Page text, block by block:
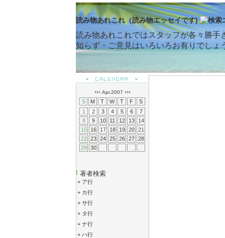
読み物あれこれ（読み物エッセイです)
読み物あれこれではスタッフが各々勝
知らず・ご意見はいろいろお有りでし
Apr.2007
S M T W T F
S
1
2 3 4 5 6
7
8
9 10 11 12 13
14
15
16 17 18 19 20
21
22
23 24 25 26 27
28
29
30
著者検索
+ ア行
+ カ行
+ サ行
+ タ行
+ ナ行
+ ハ行